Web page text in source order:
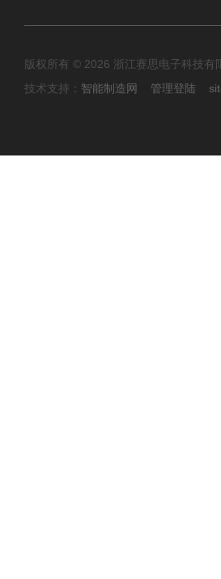
版权所有 © 2026 浙江赛思电子科技
技术支持： 智能制造网 管理登陆